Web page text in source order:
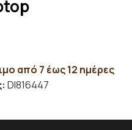
από 7 έως 12 ημέρες
DI816447